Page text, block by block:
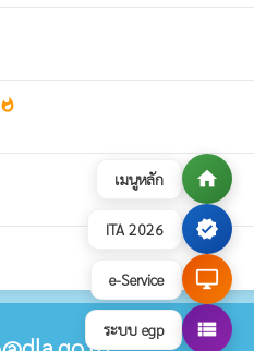
เมนูหลัก home
ITA 2026 verified
e-Service desktop_windows
ระบบ egp view_list
whatshot